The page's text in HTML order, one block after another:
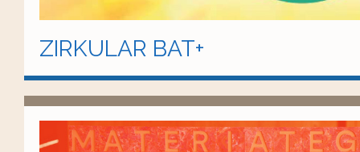
ZIRKULAR BAT+